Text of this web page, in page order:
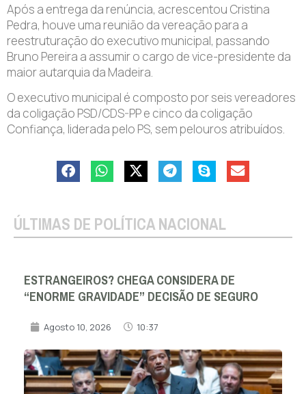
Após a entrega da renúncia, acrescentou Cristina
Pedra, houve uma reunião da vereação para a
reestruturação do executivo municipal, passando
Bruno Pereira a assumir o cargo de vice-presidente da
maior autarquia da Madeira.
O executivo municipal é composto por seis vereadores
da coligação PSD/CDS-PP e cinco da coligação
Confiança, liderada pelo PS, sem pelouros atribuídos.
ÚLTIMAS DE POLÍTICA NACIONAL
ESTRANGEIROS? CHEGA CONSIDERA DE
“ENORME GRAVIDADE” DECISÃO DE SEGURO
Agosto 10, 2026 10:37